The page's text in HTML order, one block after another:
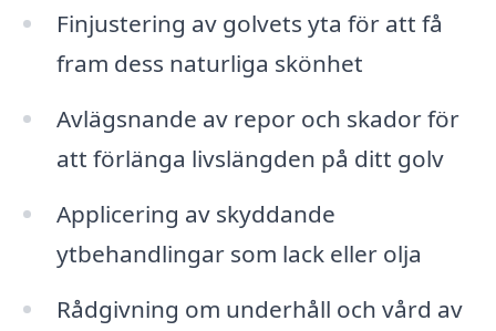
Finjustering av golvets yta för att få
fram dess naturliga skönhet
Avlägsnande av repor och skador för
att förlänga livslängden på ditt golv
Applicering av skyddande
ytbehandlingar som lack eller olja
Rådgivning om underhåll och vård av